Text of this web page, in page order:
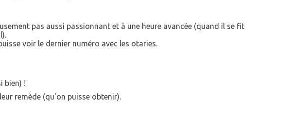
pas aussi passionnant et à une heure avancée (quand il se fit
voir le dernier numéro avec les otaries.
bien) !
remède (qu'on puisse obtenir).